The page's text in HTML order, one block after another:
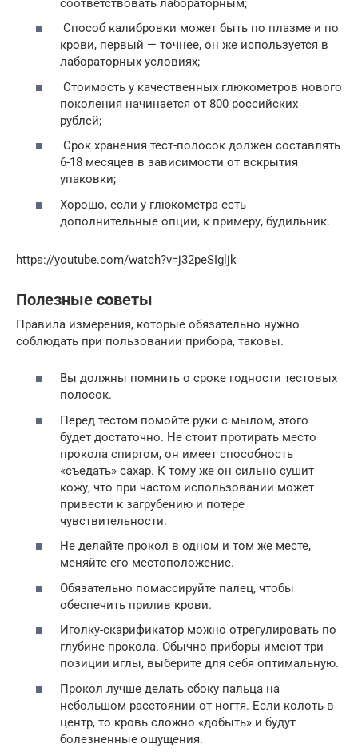
Способ калибровки может быть по плазме и по
крови, первый — точнее, он же используется в
лабораторных условиях;
Стоимость у качественных глюкометров нового
поколения начинается от 800 российских
рублей;
Срок хранения тест-полосок должен составлять
6-18 месяцев в зависимости от вскрытия
упаковки;
Хорошо, если у глюкометра есть
дополнительные опции, к примеру, будильник.
https://youtube.com/watch?v=j32peSIgljk
Полезные советы
Правила измерения, которые обязательно нужно
соблюдать при пользовании прибора, таковы.
Вы должны помнить о сроке годности тестовых
полосок.
Перед тестом помойте руки с мылом, этого
будет достаточно. Не стоит протирать место
прокола спиртом, он имеет способность
«съедать» сахар. К тому же он сильно сушит
кожу, что при частом использовании может
привести к загрубению и потере
чувствительности.
Не делайте прокол в одном и том же месте,
меняйте его местоположение.
Обязательно помассируйте палец, чтобы
обеспечить прилив крови.
Иголку-скарификатор можно отрегулировать по
глубине прокола. Обычно приборы имеют три
позиции иглы, выберите для себя оптимальную.
Прокол лучше делать сбоку пальца на
небольшом расстоянии от ногтя. Если колоть в
центр, то кровь сложно «добыть» и будут
болезненные ощущения.